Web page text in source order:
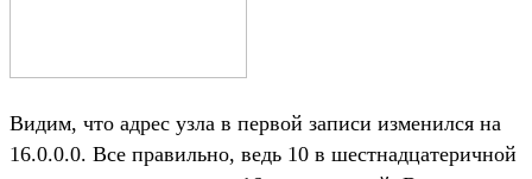
Видим, что адрес узла в первой записи изменился на
16.0.0.0. Все правильно, ведь 10 в шестнадцатеричной